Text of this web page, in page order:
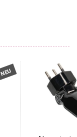
NEU